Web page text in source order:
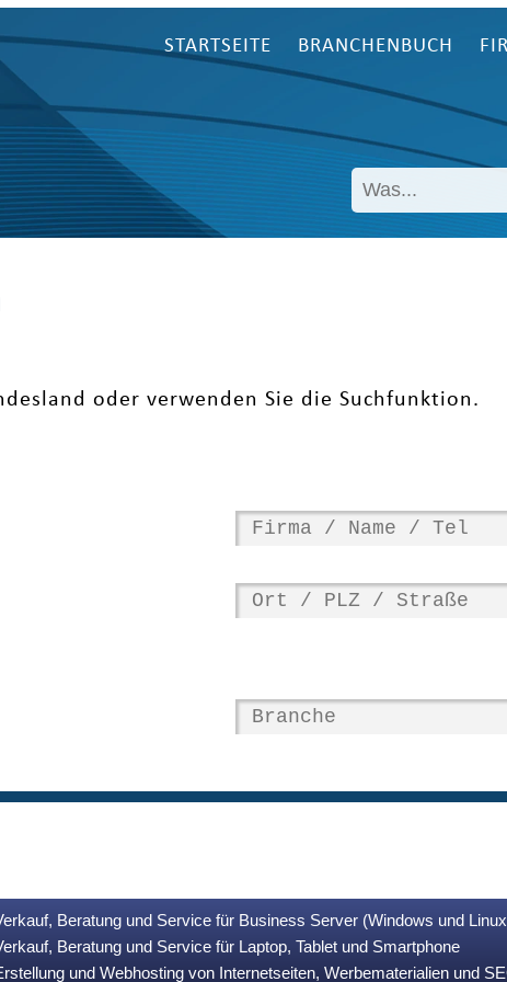
STARTSEITE BRANCHENBUCH
oder verwenden Sie die Suchfunktion.
Beratung und Service für Business Server (Windows und
Beratung und Service für Laptop, Tablet und Smartphone
und Webhosting von Internetseiten, Werbematerialien und